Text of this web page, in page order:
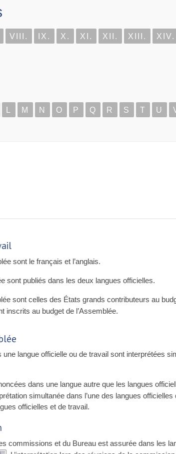
VIII. IX. X. XI. XII. XIII. XIV.
M N O P Q R S T U
sont le français et l’anglais.
sont publiés dans les deux langues officielles.
sont celles des États grands contributeurs au
inscrits au budget de l’Assemblée.
langue officielle ou de travail sont interprétées
dans une langue autre que les langues
simultanée dans l’une des langues officielles
officielles et de travail.
commissions et du Bureau est assurée dans les